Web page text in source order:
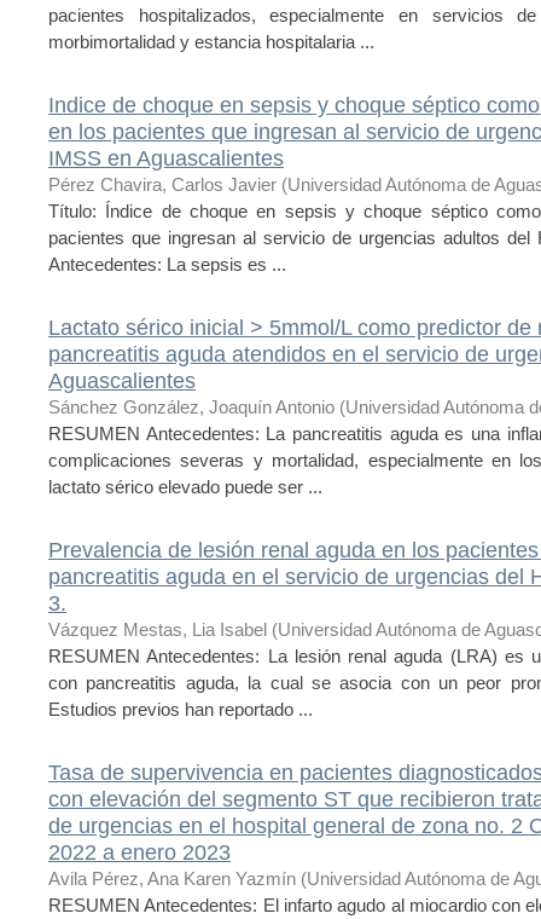
pacientes hospitalizados, especialmente en servicios
morbimortalidad y estancia hospitalaria ...
Indice de choque en sepsis y choque séptico
en los pacientes que ingresan al servicio de
IMSS en Aguascalientes
Pérez Chavira, Carlos Javier (Universidad Autónoma de
Título: Índice de choque en sepsis y choque séptico
pacientes que ingresan al servicio de urgencias adultos
Antecedentes: La sepsis es ...
Lactato sérico inicial > 5mmol/L como predictor
pancreatitis aguda atendidos en el servicio de
Aguascalientes
Sánchez González, Joaquín Antonio (Universidad Autónoma
RESUMEN Antecedentes: La pancreatitis aguda es una
complicaciones severas y mortalidad, especialmente en
lactato sérico elevado puede ser ...
Prevalencia de lesión renal aguda en los
pancreatitis aguda en el servicio de urgencias del
3.
Vázquez Mestas, Lia Isabel (Universidad Autónoma de
RESUMEN Antecedentes: La lesión renal aguda (LRA) es
con pancreatitis aguda, la cual se asocia con un peor
Estudios previos han reportado ...
Tasa de supervivencia en pacientes
con elevación del segmento ST que recibieron
de urgencias en el hospital general de zona no. 2
2022 a enero 2023
Avila Pérez, Ana Karen Yazmín (Universidad Autónoma de
RESUMEN Antecedentes: El infarto agudo al miocardio con